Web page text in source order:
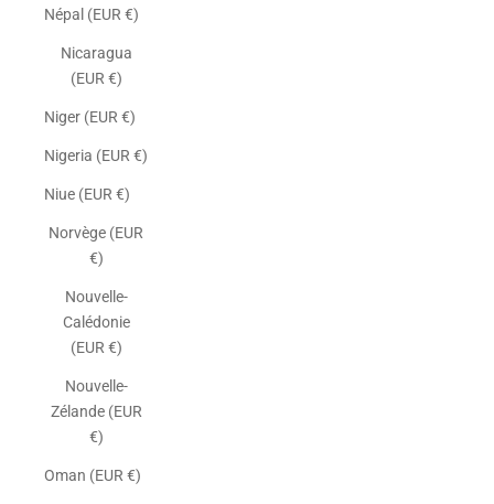
Népal (EUR €)
Nicaragua
(EUR €)
Niger (EUR €)
Nigeria (EUR €)
Niue (EUR €)
Norvège (EUR
€)
Nouvelle-
Calédonie
(EUR €)
Nouvelle-
Zélande (EUR
€)
Oman (EUR €)